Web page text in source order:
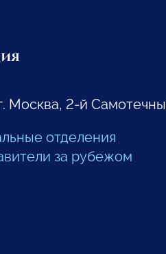
Москва, 2-й
отделения
за рубежом